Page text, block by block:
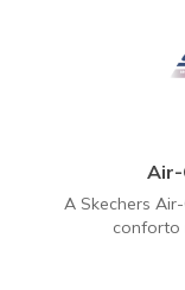
Air-
A Skechers
conforto